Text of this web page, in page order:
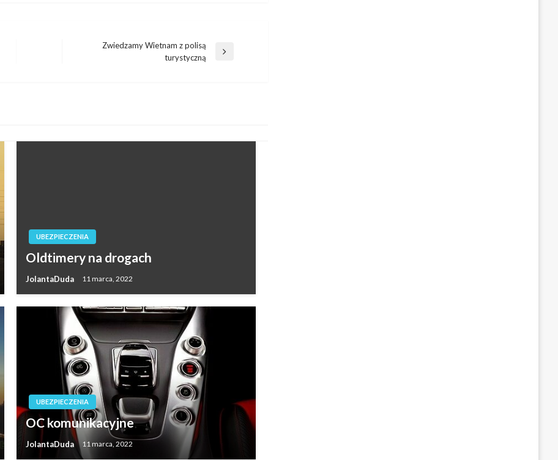
Zwiedzamy Wietnam z polisą
turystyczną
UBEZPIECZENIA
Oldtimery na drogach
JolantaDuda 11 marca, 2022
UBEZPIECZENIA
OC komunikacyjne
JolantaDuda 11 marca, 2022